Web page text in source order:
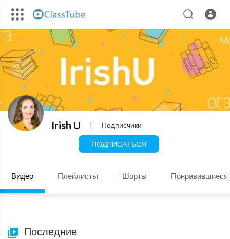
Irish U | Подписчики
ПОДПИСАТЬСЯ
Видео Плейлисты Шорты Понравившиеся
Последние